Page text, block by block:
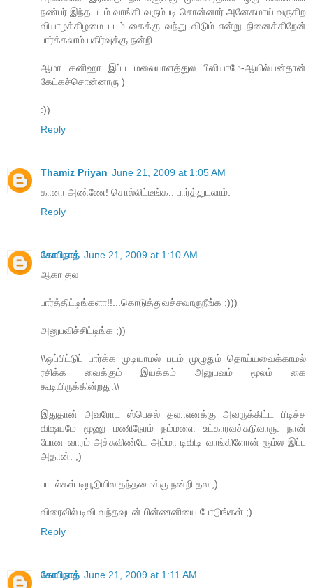
நண்பர் இந்த படம் வாங்கி வரும்படி சொன்னார் அனேகமாய் வருகிற
வியாழக்கிழமை படம் கைக்கு வந்து விடும் என்று நினைக்கிறேன்
பார்க்கலாம் பகிர்வுக்கு நன்றி..
ஆமா கனிஹா இப்ப மலையாளத்துல பிஸியாமே-ஆயில்யன்தான்
கேட்கச்சொன்னாரு )
:))
Reply
Thamiz Priyan June 21, 2009 at 1:05 AM
கானா அண்ணே! சொல்லிட்டீங்க.. பார்த்துடலாம்.
Reply
கோபிநாத் June 21, 2009 at 1:10 AM
ஆகா தல
பார்த்திட்டிங்களா!!...கொடுத்துவச்சவாருநீங்க ;)))
அனுபவிச்சிட்டிங்க ;))
\\ஒப்பிட்டுப் பார்க்க முடியாமல் படம் முழுதும் தொய்யவைக்காமல்
ரசிக்க வைக்கும் இயக்கம் அனுபவம் மூலம் கை
கூடியிருக்கின்றது.\\
இதுதான் அவரோட ஸ்பெசல் தல..எனக்கு அவருக்கிட்ட பிடிச்ச
விஷயமே மூணு மணிநேரம் நம்மளை உட்காரவச்சுடுவாரு. நான்
போன வாரம் அச்சுவிண்டே அம்மா டிவிடி வாங்கிளோன் ரூம்ல இப்ப
அதான். ;)
பாடல்கள் டியூடுயில தந்தமைக்கு நன்றி தல ;)
விரைவில் டிவி வந்தவுடன் பின்ணனியை போடுங்கள் ;)
Reply
கோபிநாத் June 21, 2009 at 1:11 AM